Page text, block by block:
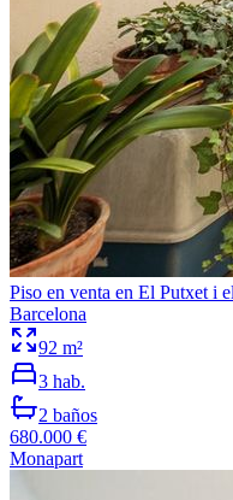
Piso en venta en El Putxet i
Barcelona
92 m²
3 hab.
2 baños
680.000 €
Monapart